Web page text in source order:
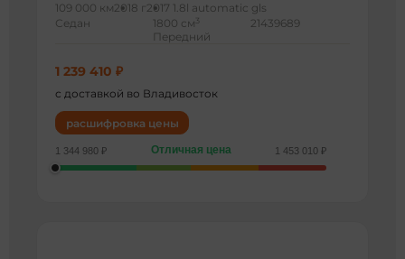
109 000 км2018 г 2017 1.8l automatic gls
Седан
1800 см 3
Передний
21439689
1 239 410 ₽
с доставкой во Владивосток
расшифровка цены
1 344 980 ₽ Отличная цена 1 453 010 ₽